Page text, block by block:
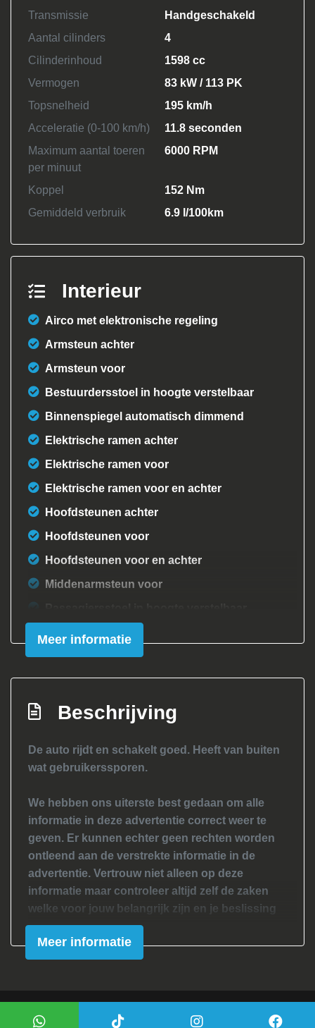
Transmissie
Handgeschakeld
Aantal cilinders
4
Cilinderinhoud
1598 cc
Vermogen
83 kW / 113 PK
Topsnelheid
195 km/h
Acceleratie (0-100 km/h)
11.8 seconden
Maximum aantal toeren
per minuut
6000 RPM
Koppel
152 Nm
Gemiddeld verbruik
6.9 l/100km
Interieur
Airco met elektronische regeling
Armsteun achter
Armsteun voor
Bestuurdersstoel in hoogte verstelbaar
Binnenspiegel automatisch dimmend
Elektrische ramen achter
Elektrische ramen voor
Elektrische ramen voor en achter
Hoofdsteunen achter
Hoofdsteunen voor
Hoofdsteunen voor en achter
Middenarmsteun voor
Stuur verstelbaar
Stuurbekrachtiging
Buitenspiegels elektrisch inklapbaar
verwarmbaar
Buitenspiegels van binnenuit verstelbaar
Centrale vergrendeling met
afstandsbediening
Elektrisch bedienbare kap
Lichtmetalen velgen 16"
Meer informatie
Beschrijving
De auto rijdt en schakelt goed. Heeft van buiten
wat gebruikerssporen.
We hebben ons uiterste best gedaan om alle
informatie in deze advertentie correct weer te
geven. Er kunnen echter geen rechten worden
ontleend aan de verstrekte informatie in de
advertentie. Vertrouw niet alleen op deze
informatie maar controleer altijd zelf de zaken
welke voor jouw belangrijk zijn en je beslissing
zouden kunnen beïnvloeden. Neem contact op
met de verkoper voor aanvullende vragen.
Meer informatie
Mogelijk gemaakt door